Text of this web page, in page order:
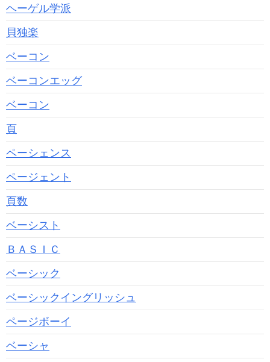
ヘーゲル学派
貝独楽
ベーコン
ベーコンエッグ
ベーコン
頁
ペーシェンス
ページェント
頁数
ベーシスト
ＢＡＳＩＣ
ベーシック
ベーシックイングリッシュ
ページボーイ
ベーシャ